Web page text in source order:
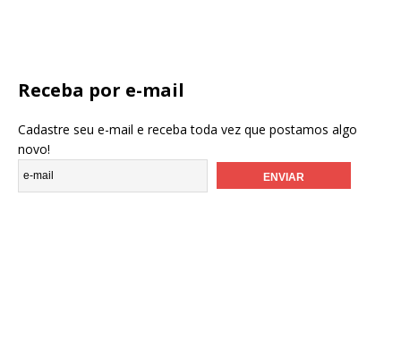
Receba por e-mail
Cadastre seu e-mail e receba toda vez que postamos algo
novo!